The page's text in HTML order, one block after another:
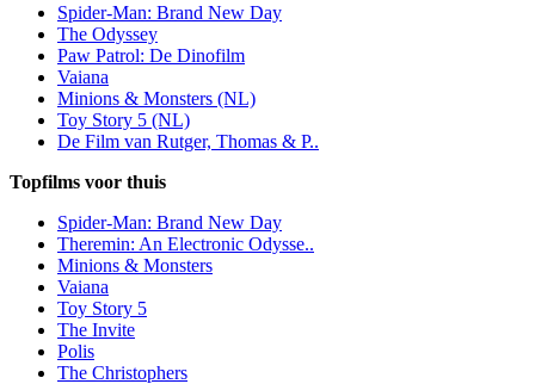
Spider-Man: Brand New Day
The Odyssey
Paw Patrol: De Dinofilm
Vaiana
Minions & Monsters (NL)
Toy Story 5 (NL)
De Film van Rutger, Thomas & P..
Topfilms voor thuis
Spider-Man: Brand New Day
Theremin: An Electronic Odysse..
Minions & Monsters
Vaiana
Toy Story 5
The Invite
Polis
The Christophers